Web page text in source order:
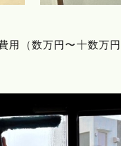
（数万円〜十数万